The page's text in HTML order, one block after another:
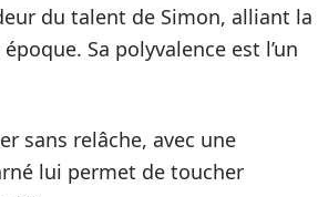
du talent de Simon, alliant la
Sa polyvalence est l’un
sans relâche, avec une
lui permet de toucher